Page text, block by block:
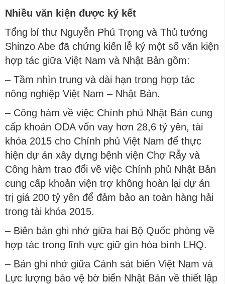
Nhiều văn kiện được ký kết
Tổng bí thư Nguyễn Phú Trọng và Thủ tướng
Shinzo Abe đã chứng kiến lễ ký một số văn kiện
hợp tác giữa Việt Nam và Nhật Bản gồm:
– Tầm nhìn trung và dài hạn trong hợp tác
nông nghiệp Việt Nam – Nhật Bản.
– Công hàm về việc Chính phủ Nhật Bản cung
cấp khoản ODA vốn vay hơn 28,6 tỷ yên, tài
khóa 2015 cho Chính phủ Việt Nam để thực
hiện dự án xây dựng bệnh viện Chợ Rẫy và
Công hàm trao đổi về việc Chính phủ Nhật Bản
cung cấp khoản viện trợ không hoàn lại dự án
trị giá 200 tỷ yên để đảm bảo an toàn hàng hải
trong tài khóa 2015.
– Biên bản ghi nhớ giữa hai Bộ Quốc phòng về
hợp tác trong lĩnh vực giữ gìn hòa bình LHQ.
– Bản ghi nhớ giữa Cảnh sát biển Việt Nam và
Lực lượng bảo vệ bờ biển Nhật Bản về thiết lập